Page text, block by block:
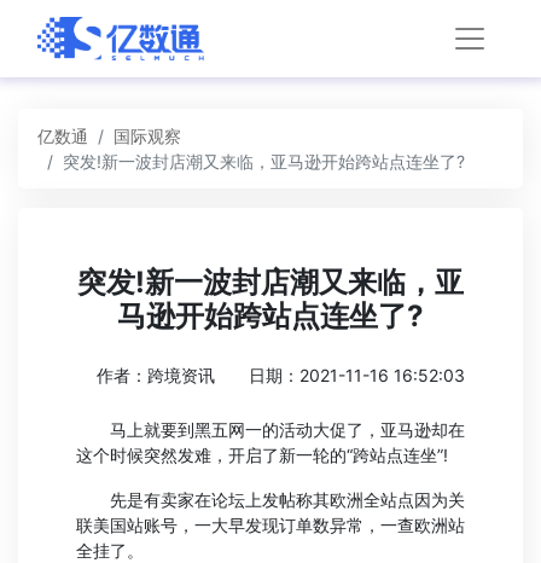
亿数通
国际观察
突发!新一波封店潮又来临，亚马逊开始跨站点连坐了?
突发!新一波封店潮又来临，亚
马逊开始跨站点连坐了?
作者：跨境资讯 日期：2021-11-16 16:52:03
马上就要到黑五网一的活动大促了，亚马逊却在
这个时候突然发难，开启了新一轮的“跨站点连坐”!
先是有卖家在论坛上发帖称其欧洲全站点因为关
联美国站账号，一大早发现订单数异常，一查欧洲站
全挂了。